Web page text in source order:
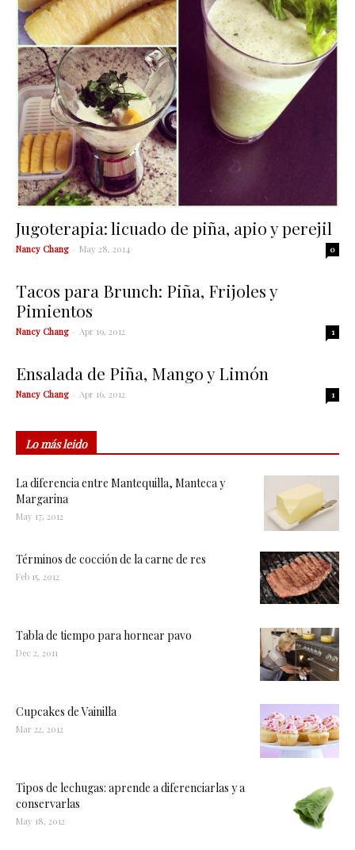
Jugoterapia: licuado de piña, apio y perejil
Nancy Chang - May 28, 2014 0
Tacos para Brunch: Piña, Frijoles y
Pimientos
Nancy Chang - Apr 19, 2012 1
Ensalada de Piña, Mango y Limón
Nancy Chang - Apr 16, 2012 1
Lo más leido
La diferencia entre Mantequilla, Manteca y
Margarina
May 17, 2012
Términos de cocción de la carne de res
Feb 15, 2012
Tabla de tiempo para hornear pavo
Dec 2, 2011
Cupcakes de Vainilla
Mar 22, 2012
Tipos de lechugas: aprende a diferenciarlas y a
conservarlas
May 18, 2012